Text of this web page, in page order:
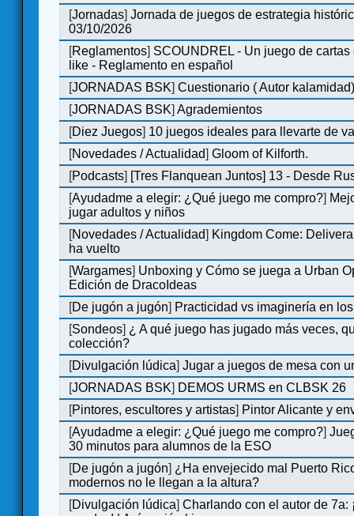
[Jornadas]Jornada de juegos de estrategia
03/10/2026
[Reglamentos] SCOUNDREL - Un juego de
like - Reglamento en español
[JORNADAS BSK]Cuestionario ( Autor
[JORNADAS BSK]Agrademientos
[Diez Juegos] 10 juegos ideales para llevarte de
[Novedades / Actualidad]Gloom of Kilforth.
[Podcasts] [Tres Flanquean Juntos] 13 - Desde
[Ayudadme a elegir: ¿Qué juego me compro?]
jugar adultos y niños
[Novedades / Actualidad] Kingdom Come:
ha vuelto
[Wargames] Unboxing y Cómo se juega a Urban
Edición de DracoIdeas
[De jugón a jugón] Practicidad vs imaginería en
[Sondeos] ¿ A qué juego has jugado más veces,
colección?
[Divulgación lúdica]Jugar a juegos de mesa con
[JORNADAS BSK] DEMOS URMS en CLBSK 26
[Pintores, escultores y artistas] Pintor Alicante y
[Ayudadme a elegir: ¿Qué juego me compro?]
30 minutos para alumnos de la ESO
[De jugón a jugón] ¿Ha envejecido mal Puerto
modernos no le llegan a la altura?
[Divulgación lúdica]Charlando con el autor de 7a: